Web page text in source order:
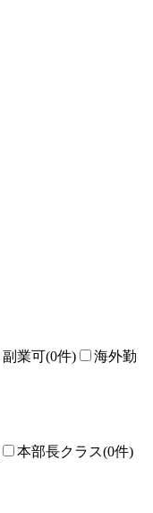
副業可(0件)
海外勤
本部長クラス(0件)